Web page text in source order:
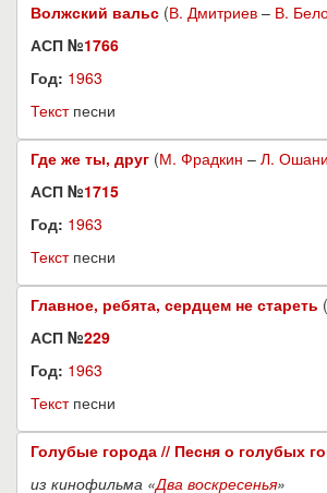
Волжский вальс (В. Дмитриев – В.
АСП №1766
Год: 1963
Текстпесни
Где же ты, друг (М. Фрадкин – Л.
АСП №1715
Год: 1963
Текстпесни
Главное, ребята, сердцем не стареть (
АСП №229
Год: 1963
Текстпесни
Голубые города // Песня о голубых
из кинофильма «Два воскресенья»